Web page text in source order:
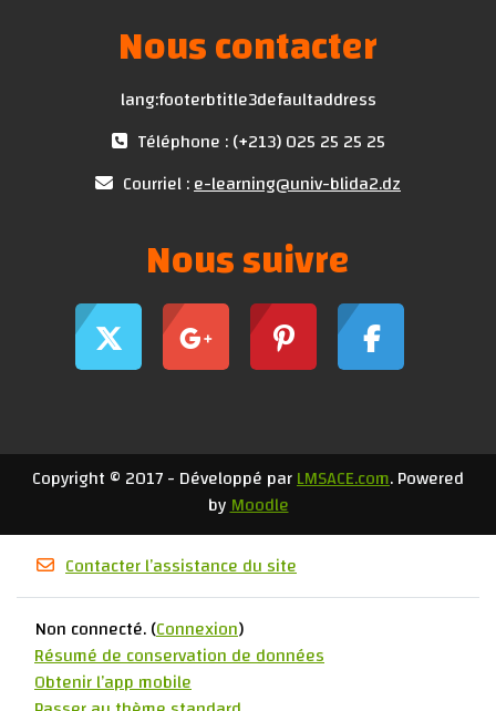
Nous contacter
lang:footerbtitle3defaultaddress
Téléphone : (+213) 025 25 25 25
Courriel :e-learning@univ-blida2.dz
Nous suivre
Copyright © 2017 - Développé parLMSACE.com. Powered
byMoodle
Contacter l’assistance du site
Non connecté. (Connexion)
Résumé de conservation de données
Obtenir l’app mobile